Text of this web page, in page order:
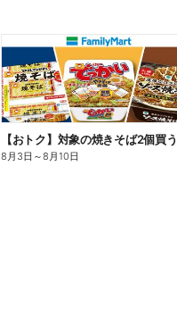
8月3日 ～8月10日